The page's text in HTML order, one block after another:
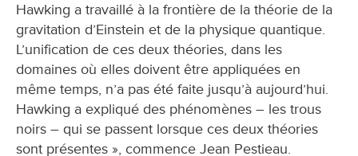
Hawking a travaillé à la frontière de la théorie de la
gravitation d’Einstein et de la physique quantique.
L’unification de ces deux théories, dans les
domaines où elles doivent être appliquées en
même temps, n’a pas été faite jusqu’à aujourd’hui.
Hawking a expliqué des phénomènes – les trous
noirs – qui se passent lorsque ces deux théories
sont présentes », commence Jean Pestieau.